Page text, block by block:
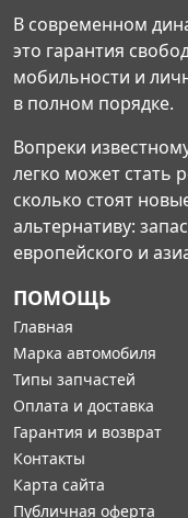
В современном
это гарантия
мобильности и
в полном порядке.
Вопреки
легко может стать
сколько стоят
альтернативу:
европейского и
ПОМОЩЬ
Главная
Марка автомобиля
Типы запчастей
Оплата и доставка
Гарантия и возврат
Контакты
Карта сайта
Публичная оферта